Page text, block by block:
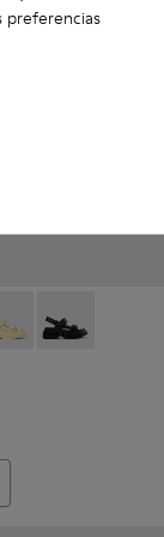
preferencias
para mujer.
piel negras para
012 -
- K201511-011 -
BCN -